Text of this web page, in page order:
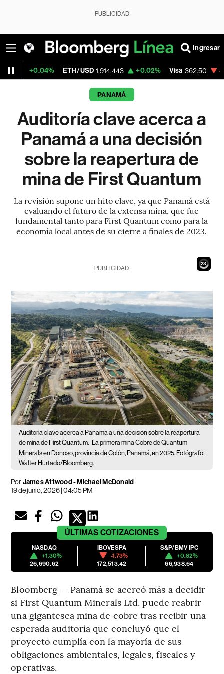
PUBLICIDAD
Ingresar
ETH/USD 1,914.443 +0.02% Visa 362.50 -2.15%
PANAMÁ
Auditoría clave acerca a
Panamá a una decisión
sobre la reapertura de
mina de First Quantum
La revisión supone un hito clave, ya que Panamá está
evaluando el futuro de la extensa mina, que fue
fundamental tanto para First Quantum como para la
economía local antes de su cierre a finales de 2023.
21
PUBLICIDAD
Auditoría clave acerca a Panamá a una decisión sobre la reapertura
de mina de First Quantum.
La primera mina Cobre de Quantum
Minerals en Donoso, provincia de Colón, Panamá, en 2025. Fotógrafo:
Walter Hurtado/Bloomberg.
PorJames Attwood - Michael McDonald
19 de junio, 2026 | 04:05 PM
ÚLTIMAS COTIZACIONES
NASDAQ
+1.30%
26,690.62
IBOVESPA
-1.73%
172,513.42
S&P/BMV IPC
+0.82%
66,938.64
Bloomberg — Panamá se acercó más a decidir
si First Quantum Minerals Ltd. puede reabrir
una gigantesca mina de cobre tras recibir una
esperada auditoría que concluyó que el
proyecto cumplía con la mayoría de sus
obligaciones ambientales, legales, fiscales y
operativas.